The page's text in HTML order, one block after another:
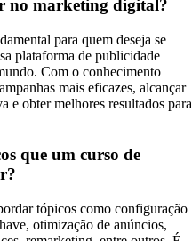
no marketing digital?
para quem deseja se
plataforma de publicidade
Com o conhecimento
mais eficazes, alcançar
e obter melhores resultados para
que um curso de
tópicos como configuração
otimização de anúncios,